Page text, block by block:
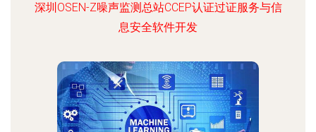
深圳OSEN-Z噪声监测总站CCEP认证过证服务与信
息安全软件开发